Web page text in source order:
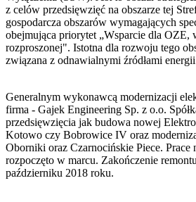
z celów przedsięwzięć na obszarze tej
gospodarcza obszarów wymagających
obejmująca priorytet „Wsparcie dla OZE,
rozproszonej". Istotna dla rozwoju tego
związana z odnawialnymi źródłami
Generalnym wykonawcą modernizacji
firma - Gajek Engineering Sp. z o.o.
przedsięwzięcia jak budowa nowej
Kotowo czy Bobrowice IV oraz
Oborniki oraz Czarnocińskie Piece.
rozpoczęto w marcu. Zakończenie
październiku 2018 roku.